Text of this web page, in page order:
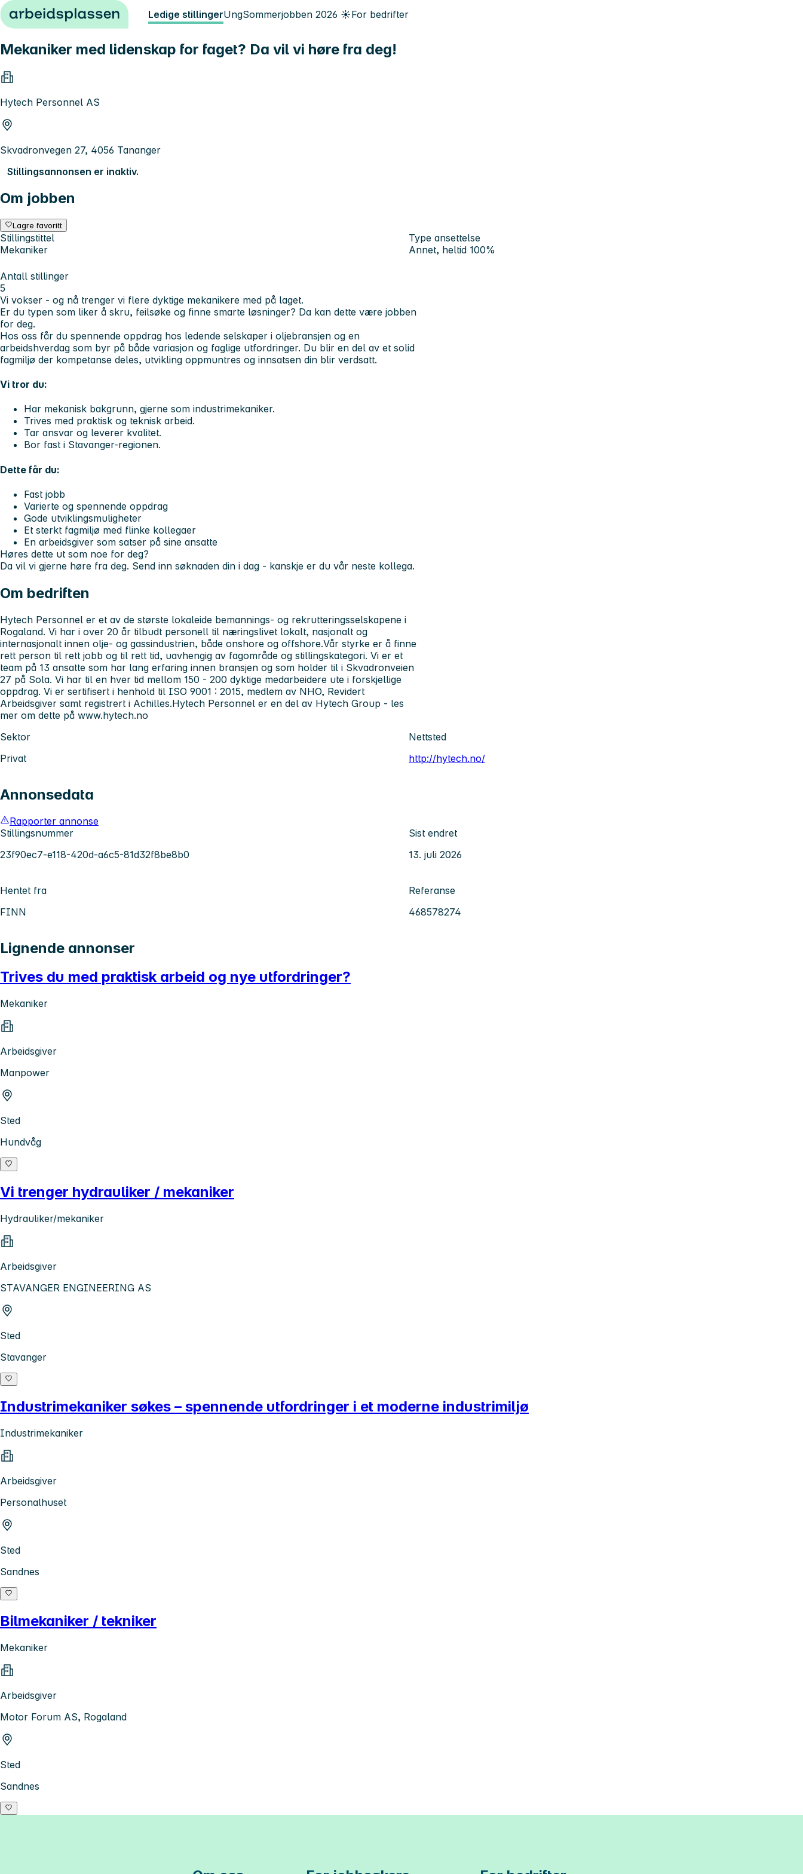
Hopp til innhold Ledige stillingerUngSommerjobben 2026 ☀️For bedrifter
Mekaniker med lidenskap for faget? Da vil vi høre fra deg!
Hytech Personnel AS
Skvadronvegen 27, 4056 Tananger
Stillingsannonsen er inaktiv.
Om jobben
Lagre favoritt
Stillingstittel
Mekaniker
Type ansettelse
Annet, heltid 100%
Antall stillinger
5
Vi vokser - og nå trenger vi flere dyktige mekanikere med på laget.
Er du typen som liker å skru, feilsøke og finne smarte løsninger? Da kan dette være jobben
for deg.
Hos oss får du spennende oppdrag hos ledende selskaper i oljebransjen og en
arbeidshverdag som byr på både variasjon og faglige utfordringer. Du blir en del av et solid
fagmiljø der kompetanse deles, utvikling oppmuntres og innsatsen din blir verdsatt.
Vi tror du:
Har mekanisk bakgrunn, gjerne som industrimekaniker.
Trives med praktisk og teknisk arbeid.
Tar ansvar og leverer kvalitet.
Bor fast i Stavanger-regionen.
Dette får du:
Fast jobb
Varierte og spennende oppdrag
Gode utviklingsmuligheter
Et sterkt fagmiljø med flinke kollegaer
En arbeidsgiver som satser på sine ansatte
Høres dette ut som noe for deg?
Da vil vi gjerne høre fra deg. Send inn søknaden din i dag - kanskje er du vår neste kollega.
Om bedriften
Hytech Personnel er et av de største lokaleide bemannings- og rekrutteringsselskapene i
Rogaland. Vi har i over 20 år tilbudt personell til næringslivet lokalt, nasjonalt og
internasjonalt innen olje- og gassindustrien, både onshore og offshore.Vår styrke er å finne
rett person til rett jobb og til rett tid, uavhengig av fagområde og stillingskategori. Vi er et
team på 13 ansatte som har lang erfaring innen bransjen og som holder til i Skvadronveien
27 på Sola. Vi har til en hver tid mellom 150 - 200 dyktige medarbeidere ute i forskjellige
oppdrag. Vi er sertifisert i henhold til ISO 9001 : 2015, medlem av NHO, Revidert
Arbeidsgiver samt registrert i Achilles.Hytech Personnel er en del av Hytech Group - les
mer om dette på www.hytech.no
Sektor
Privat
Nettsted
http://hytech.no/
Annonsedata
Rapporter annonse
Stillingsnummer
23f90ec7-e118-420d-a6c5-81d32f8be8b0
Sist endret
13. juli 2026
Hentet fra
FINN
Referanse
468578274
Lignende annonser
Trives du med praktisk arbeid og nye utfordringer?
Mekaniker
Arbeidsgiver
Manpower
Sted
Hundvåg
Vi trenger hydrauliker / mekaniker
Hydrauliker/mekaniker
Arbeidsgiver
STAVANGER ENGINEERING AS
Sted
Stavanger
Industrimekaniker søkes – spennende utfordringer i et moderne industrimiljø
Industrimekaniker
Arbeidsgiver
Personalhuset
Sted
Sandnes
Bilmekaniker / tekniker
Mekaniker
Arbeidsgiver
Motor Forum AS, Rogaland
Sted
Sandnes